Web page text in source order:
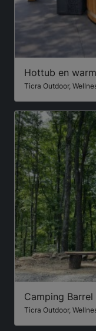
Hottub en
Ticra Outdoor,
Camping
Ticra Outdoor,